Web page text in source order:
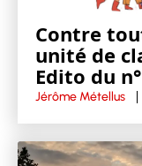
Contre
unité de
Edito du
Jérôme Métellus